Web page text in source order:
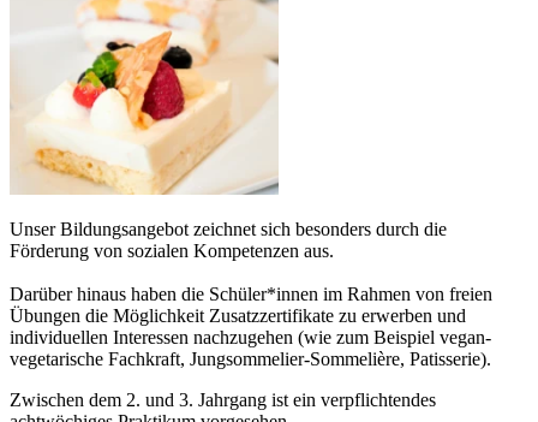
Unser Bildungsangebot zeichnet sich besonders durch die
Förderung von sozialen Kompetenzen aus.
Darüber hinaus haben die Schüler*innen im Rahmen von freien
Übungen die Möglichkeit Zusatzzertifikate zu erwerben und
individuellen Interessen nachzugehen (wie zum Beispiel vegan-
vegetarische Fachkraft, Jungsommelier-Sommelière, Patisserie).
Zwischen dem 2. und 3. Jahrgang ist ein verpflichtendes